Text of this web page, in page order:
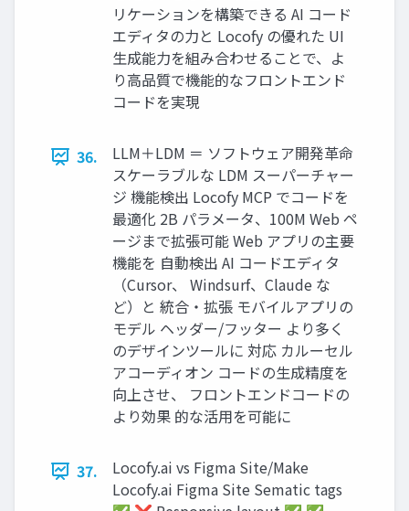
リケーションを構築できる AI コード
エディタの⼒と Locofy の優れた UI
⽣成能⼒を組み合わせることで、よ
り⾼品質で機能的なフロントエンド
コードを実現
36.
LLM＋LDM ＝ ソフトウェア開発⾰命
スケーラブルな LDM スーパーチャー
ジ 機能検出 Locofy MCP でコードを
最適化 2B パラメータ、100M Web ペ
ージまで拡張可能 Web アプリの主要
機能を ⾃動検出 AI コードエディタ
（Cursor、 Windsurf、Claude な
ど）と 統合‧拡張 モバイルアプリの
モデル ヘッダー/フッター より多く
のデザインツールに 対応 カルーセル
アコーディオン コードの⽣成精度を
向上させ、 フロントエンドコードの
より効果 的な活⽤を可能に
37.
Locofy.ai vs Figma Site/Make
Locofy.ai Figma Site Sematic tags